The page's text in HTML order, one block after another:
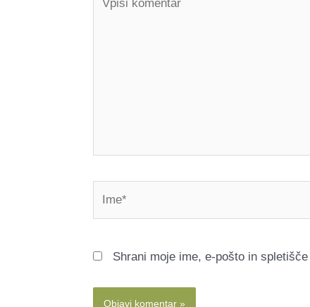
komentar
Shrani moje ime, e-pošto in